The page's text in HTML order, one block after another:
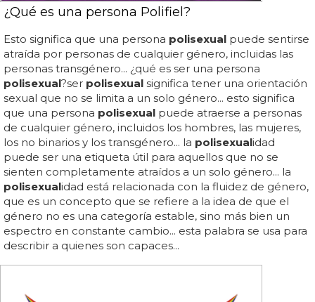
¿Qué es una persona Polifiel?
Esto significa que una persona polisexual puede sentirse
atraída por personas de cualquier género, incluidas las
personas transgénero... ¿qué es ser una persona
polisexual?ser polisexual significa tener una orientación
sexual que no se limita a un solo género... esto significa
que una persona polisexual puede atraerse a personas
de cualquier género, incluidos los hombres, las mujeres,
los no binarios y los transgénero... la polisexualidad
puede ser una etiqueta útil para aquellos que no se
sienten completamente atraídos a un solo género... la
polisexualidad está relacionada con la fluidez de género,
que es un concepto que se refiere a la idea de que el
género no es una categoría estable, sino más bien un
espectro en constante cambio... esta palabra se usa para
describir a quienes son capaces...